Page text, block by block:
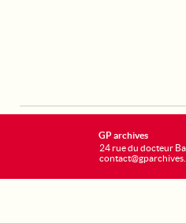
GP archives
24 rue du docteur